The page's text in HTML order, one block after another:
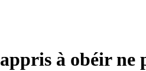
à obéir ne